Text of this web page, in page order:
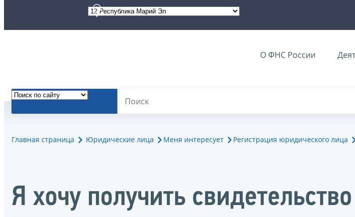
О ФНС России
Главная страница Юридические лица Меня интересует Регистрация юридического лица
Я хочу получить